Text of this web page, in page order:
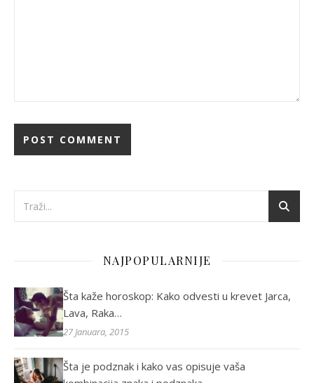
NAJPOPULARNIJE
Šta kaže horoskop: Kako odvesti u krevet Jarca,
Lava, Raka…
27 Januara, 2015
Šta je podznak i kako vas opisuje vaša